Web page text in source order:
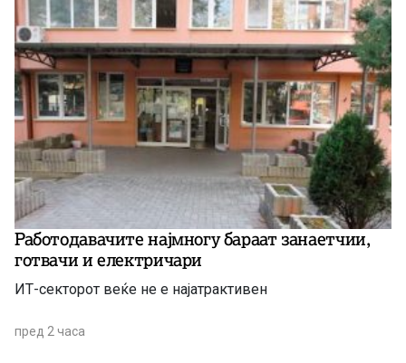
Работодавачите најмногу бараат занаетчии,
готвачи и електричари
ИТ-секторот веќе не е најатрактивен
пред 2 часа